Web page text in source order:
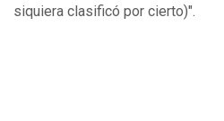
siquiera clasificó por cierto)".